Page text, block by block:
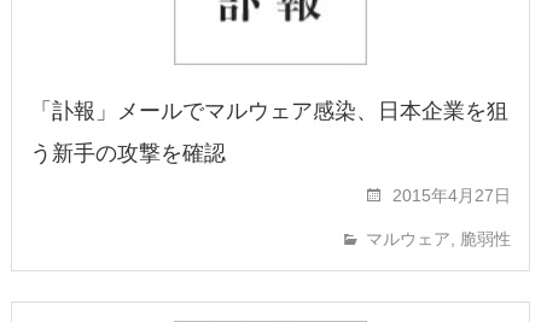
「訃報」メールでマルウェア感染、日本企業を狙
う新手の攻撃を確認
2015年4月27日
マルウェア 脆弱性